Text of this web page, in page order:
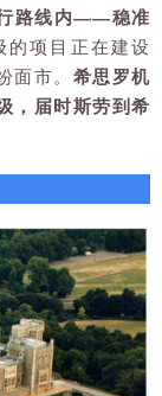
路线内——稳准
的项目正在建设
市。 希思罗机
，届时斯劳到希